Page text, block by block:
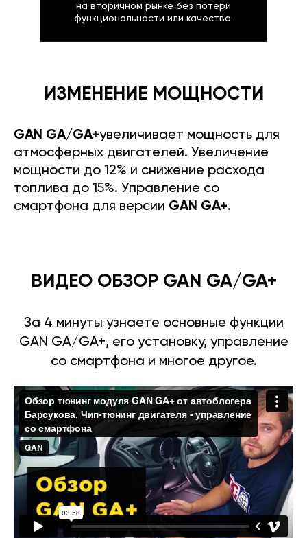
на вторичном рынке без потери
функциональности или качества.
ИЗМЕНЕНИЕ МОЩНОСТИ
GAN GA/GA+увеличивает мощность для
атмосферных двигателей. Увеличение
мощности до 12% и снижение расхода
топлива до 15%. Управление со
смартфона для версии GAN GA+.
ВИДЕО ОБЗОР GAN GA/GA+
За 4 минуты узнаете основные функции
GAN GA/GA+, его установку, управление
со смартфона и многое другое.